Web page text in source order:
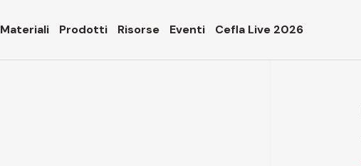
Materiali Prodotti Risorse Eventi Cefla Live 2026